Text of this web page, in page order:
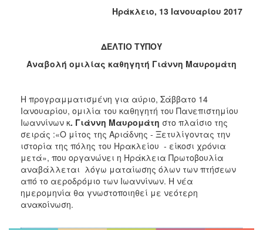
2016
2012
2011
ΔΗΜΟΣ
Ηράκλειο, 13 Ιανουαρίου 2017
ΔΕΛΤΙΟ ΤΥΠΟΥ
Αναβολή ομιλίας καθηγητή Γιάννη Μαυρομάτη
Η προγραμματισμένη για αύριο, Σάββατο 14
Ιανουαρίου, ομιλία του καθηγητή του Πανεπιστημίου
Ιωαννίνων κ. Γιάννη Μαυρομάτη στο πλαίσιο της
σειράς :«Ο μίτος της Αριάδνης - Ξετυλίγοντας την
ιστορία της πόλης του Ηρακλείου - είκοσι χρόνια
μετά», που οργανώνει η Ηράκλεια Πρωτοβουλία
αναβάλλεται λόγω ματαίωσης όλων των πτήσεων
από το αεροδρόμιο των Ιωαννίνων. Η νέα
ημερομηνία θα γνωστοποιηθεί με νεότερη
ανακοίνωση.